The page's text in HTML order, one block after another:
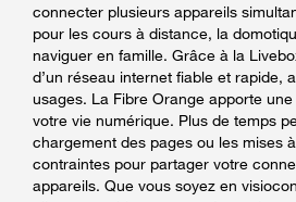
connecter plusieurs appareils
pour les cours à distance, la
naviguer en famille. Grâce à la
d’un réseau internet fiable et rapide,
usages. La Fibre Orange apporte
votre vie numérique. Plus de temps
chargement des pages ou les mises
contraintes pour partager votre
appareils. Que vous soyez en